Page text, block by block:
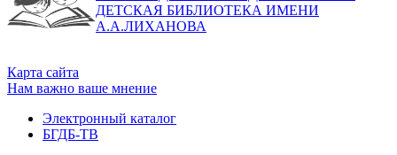
ДЕТСКАЯ БИБЛИОТЕКА ИМЕНИ
А.А.ЛИХАНОВА
Карта сайта
Нам важно ваше мнение
Электронный каталог
БГДБ-ТВ